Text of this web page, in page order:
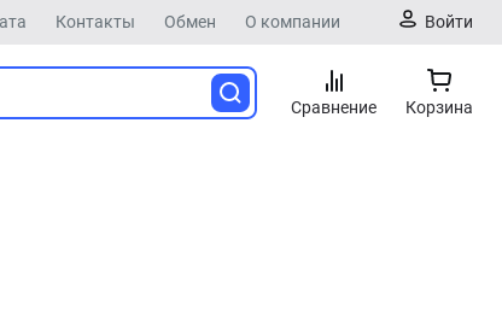
Контакты Обмен О компании Войти
Сравнение Корзина